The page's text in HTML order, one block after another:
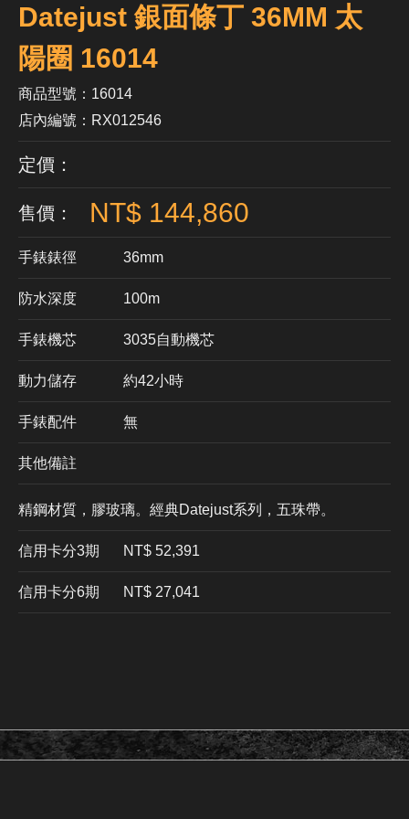
Datejust 銀面條丁 36MM 太
陽圈 16014
商品型號：16014
店內編號：RX012546
定價：
售價： NT$ 144,860
手錶錶徑 36mm
防水深度 100m
手錶機芯 ​3035自動機芯
動力儲存 約42小時
手錶配件 無
其他備註
精鋼材質，膠玻璃。經典Datejust系列，五珠帶。
信用卡分3期 ​NT$ 52,391
信用卡分6期 NT$ 27,041